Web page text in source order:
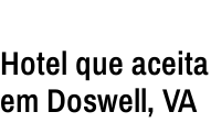
Hotel que
em Doswell, VA